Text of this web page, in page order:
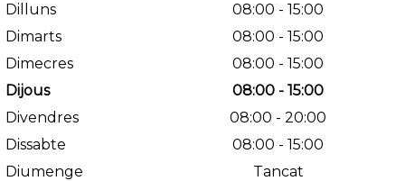
Dilluns
08:00 - 15:00
Dimarts
08:00 - 15:00
Dimecres
08:00 - 15:00
Dijous
08:00 - 15:00
Divendres
08:00 - 20:00
Dissabte
08:00 - 15:00
Diumenge
Tancat